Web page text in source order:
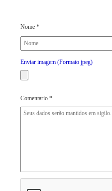
Nome *
Enviar imagem (Formato jpeg)
Comentario *